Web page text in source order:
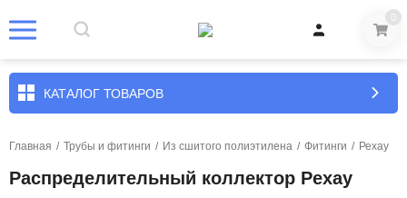
0
КАТАЛОГ ТОВАРОВ
Главная / Трубы и фитинги / Из сшитого полиэтилена / Фитинги / Рехау
Распределительный коллектор Pexay